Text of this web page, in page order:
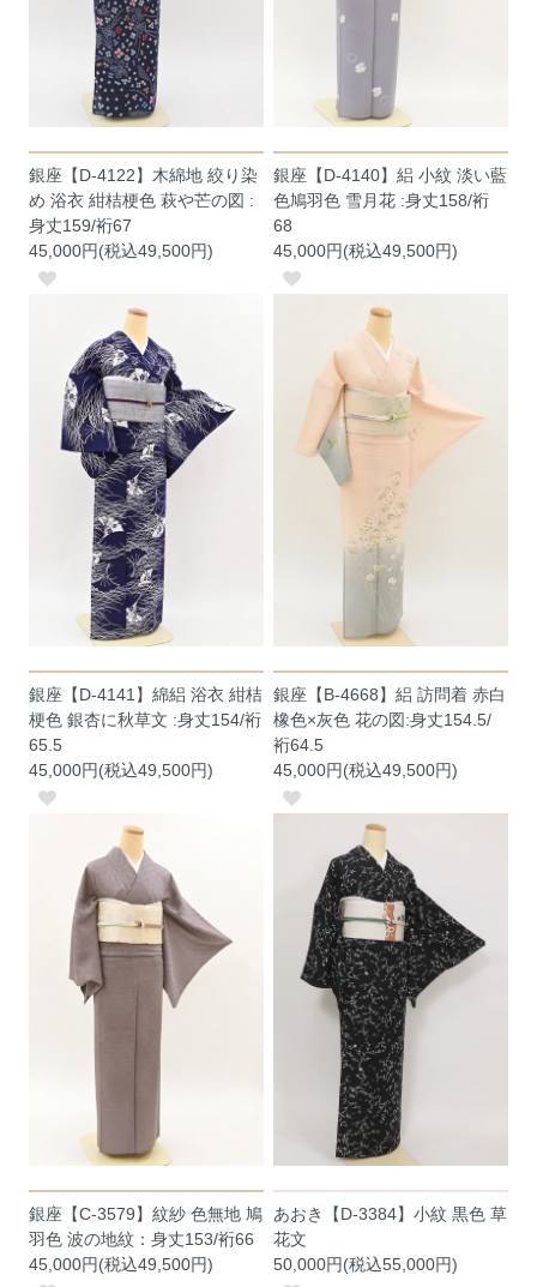
銀座【D-4122】木綿地 絞り染
め 浴衣 紺桔梗色 萩や芒の図 :
身丈159/裄67
45,000円(税込49,500円)
銀座【D-4140】絽 小紋 淡い藍
色鳩羽色 雪月花 :身丈158/裄
68
45,000円(税込49,500円)
銀座【D-4141】綿絽 浴衣 紺桔
梗色 銀杏に秋草文 :身丈154/裄
65.5
45,000円(税込49,500円)
銀座【B-4668】絽 訪問着 赤白
橡色×灰色 花の図:身丈154.5/
裄64.5
45,000円(税込49,500円)
銀座【C-3579】紋紗 色無地 鳩
羽色 波の地紋：身丈153/裄66
45,000円(税込49,500円)
あおき【D-3384】小紋 黒色 草
花文
50,000円(税込55,000円)